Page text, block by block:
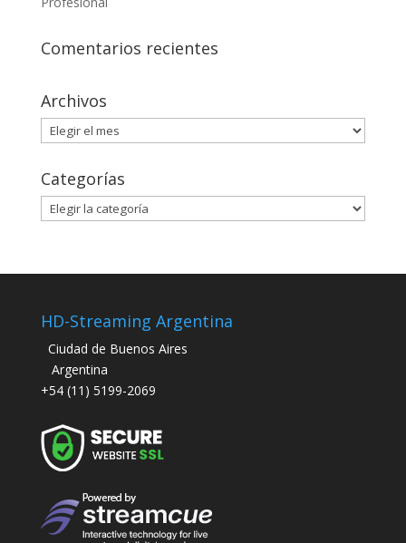
Comentarios recientes
Archivos
Archivos
Categorías
Categorías
HD-Streaming Argentina
Ciudad de Buenos Aires
Argentina
+54 (11) 5199-2069